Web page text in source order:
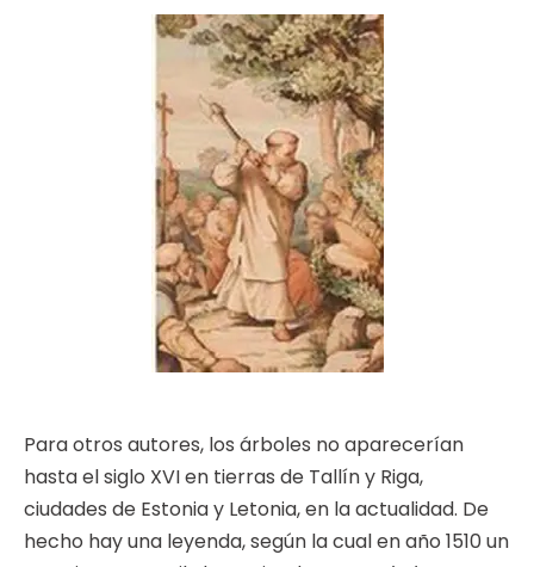
Para otros autores, los árboles no aparecerían
hasta el siglo XVI en tierras de Tallín y Riga,
ciudades de Estonia y Letonia, en la actualidad. De
hecho hay una leyenda, según la cual en año 1510 un